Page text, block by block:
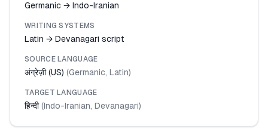
Germanic → Indo-Iranian
WRITING SYSTEMS
Latin → Devanagari script
SOURCE LANGUAGE
अंग्रेज़ी (US) (Germanic, Latin)
TARGET LANGUAGE
हिन्दी (Indo-Iranian, Devanagari)